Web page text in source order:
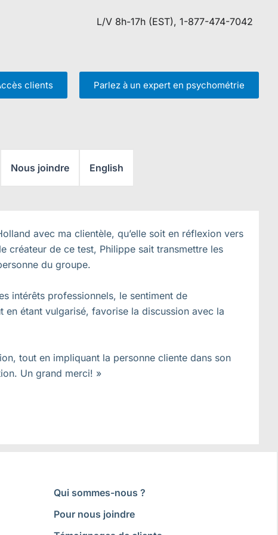
L/V 8h-17h (EST), 1-877-474-7042
clients Parlez à un expert en psychométrie
Nous joindre English
avec ma clientèle, qu’elle soit en réflexion vers
créateur de ce test, Philippe sait transmettre les
du groupe.
intérêts professionnels, le sentiment de
étant vulgarisé, favorise la discussion avec la
tout en impliquant la personne cliente dans son
Un grand merci! »
Qui sommes-nous ?
Pour nous joindre